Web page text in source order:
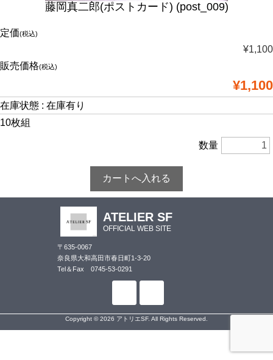
藤岡真二郎(ポストカード) (post_009)
定価(税込)
¥1,100
販売価格(税込)
¥1,100
在庫状態 : 在庫有り
10枚組
数量
ATELIER SF
OFFICIAL WEB SITE
〒635-0067
奈良県大和高田市春日町1-3-20
Tel＆Fax 0745-53-0291
Copyright © 2026 アトリエSF. All Rights Reserved.